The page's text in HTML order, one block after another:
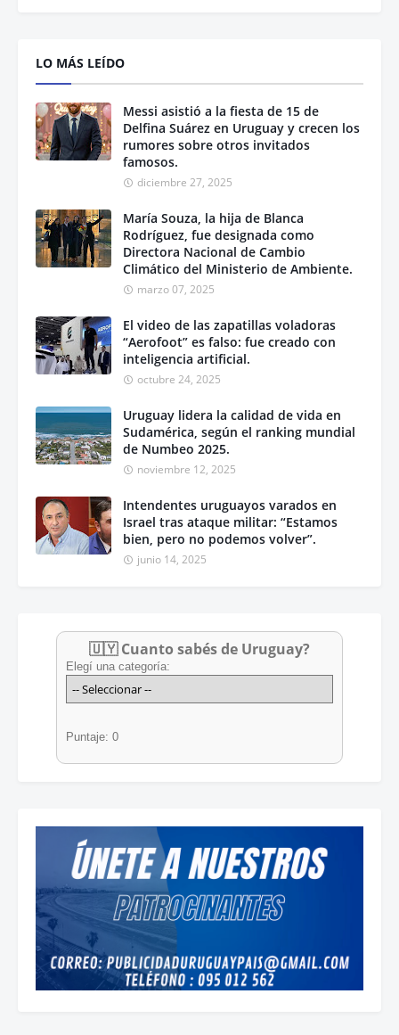
LO MÁS LEÍDO
Messi asistió a la fiesta de 15 de
Delfina Suárez en Uruguay y crecen los
rumores sobre otros invitados
famosos.
diciembre 27, 2025
María Souza, la hija de Blanca
Rodríguez, fue designada como
Directora Nacional de Cambio
Climático del Ministerio de Ambiente.
marzo 07, 2025
El video de las zapatillas voladoras
“Aerofoot” es falso: fue creado con
inteligencia artificial.
octubre 24, 2025
Uruguay lidera la calidad de vida en
Sudamérica, según el ranking mundial
de Numbeo 2025.
noviembre 12, 2025
Intendentes uruguayos varados en
Israel tras ataque militar: “Estamos
bien, pero no podemos volver”.
junio 14, 2025
🇺🇾 Cuanto sabés de Uruguay?
Elegí una categoría:
Puntaje: 0